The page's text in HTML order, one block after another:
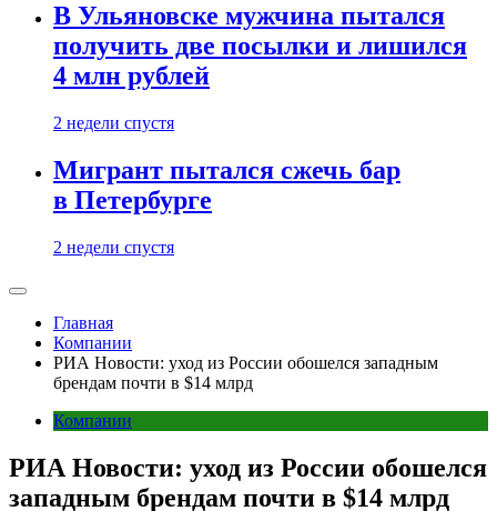
В Ульяновске мужчина пытался
получить две посылки и лишился
4 млн рублей
2 недели спустя
Мигрант пытался сжечь бар
в Петербурге
2 недели спустя
Главная
Компании
РИА Новости: уход из России обошелся западным
брендам почти в $14 млрд
Компании
РИА Новости: уход из России обошелся
западным брендам почти в $14 млрд